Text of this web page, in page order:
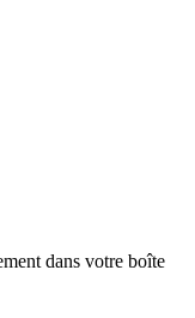
dans votre boîte